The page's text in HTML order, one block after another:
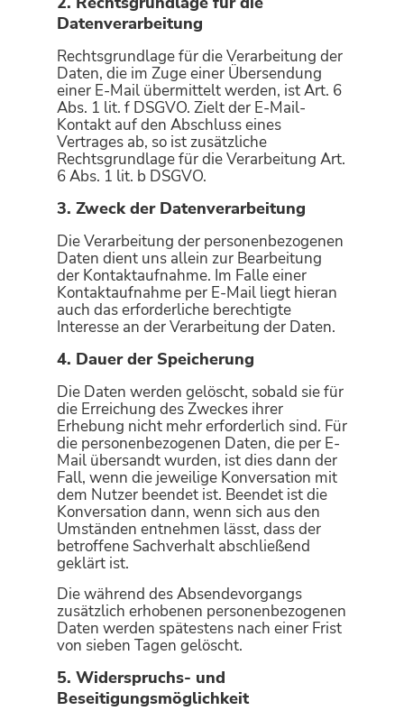
Datenverarbeitung
Rechtsgrundlage für die Verarbeitung der
Daten, die im Zuge einer Übersendung
einer E-Mail übermittelt werden, ist Art. 6
Abs. 1 lit. f DSGVO. Zielt der E-Mail-
Kontakt auf den Abschluss eines
Vertrages ab, so ist zusätzliche
Rechtsgrundlage für die Verarbeitung Art.
6 Abs. 1 lit. b DSGVO.
3. Zweck der Datenverarbeitung
Die Verarbeitung der personenbezogenen
Daten dient uns allein zur Bearbeitung
der Kontaktaufnahme. Im Falle einer
Kontaktaufnahme per E-Mail liegt hieran
auch das erforderliche berechtigte
Interesse an der Verarbeitung der Daten.
4. Dauer der Speicherung
Die Daten werden gelöscht, sobald sie für
die Erreichung des Zweckes ihrer
Erhebung nicht mehr erforderlich sind. Für
die personenbezogenen Daten, die per E-
Mail übersandt wurden, ist dies dann der
Fall, wenn die jeweilige Konversation mit
dem Nutzer beendet ist. Beendet ist die
Konversation dann, wenn sich aus den
Umständen entnehmen lässt, dass der
betroffene Sachverhalt abschließend
geklärt ist.
Die während des Absendevorgangs
zusätzlich erhobenen personenbezogenen
Daten werden spätestens nach einer Frist
von sieben Tagen gelöscht.
5. Widerspruchs- und
Beseitigungsmöglichkeit